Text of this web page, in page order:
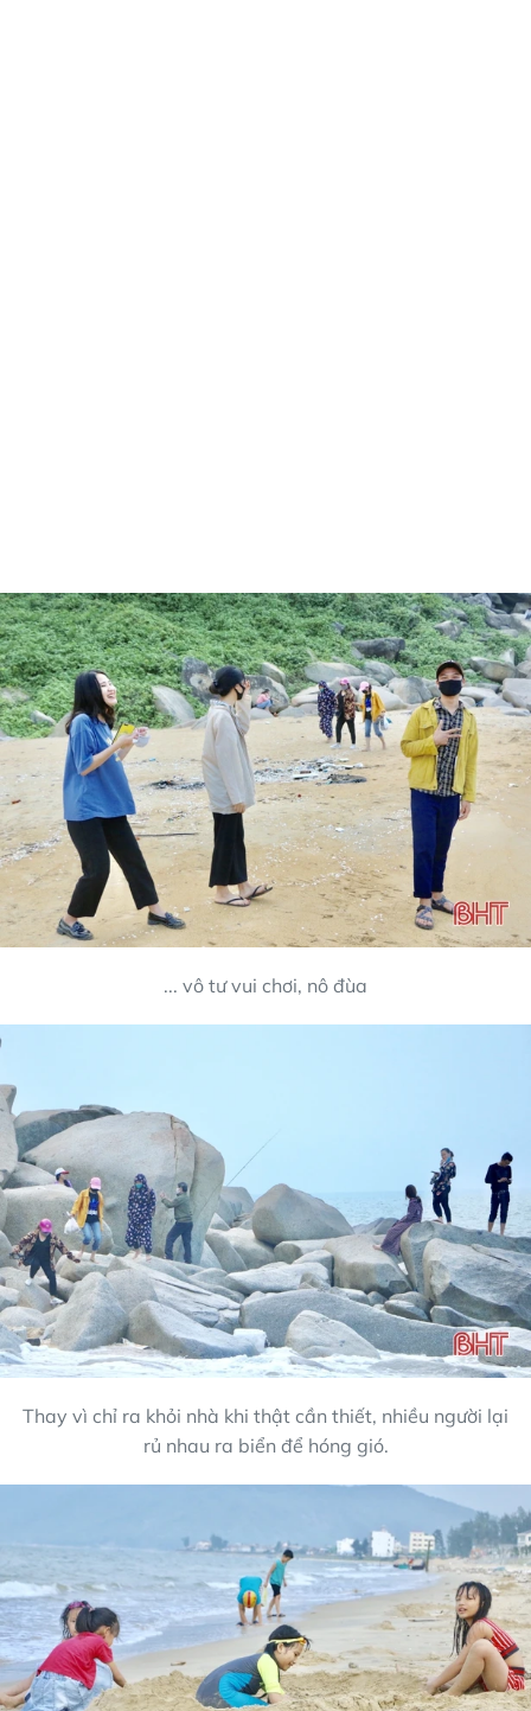
... vô tư vui chơi, nô đùa
Thay vì chỉ ra khỏi nhà khi thật cần thiết, nhiều người lại
rủ nhau ra biển để hóng gió.